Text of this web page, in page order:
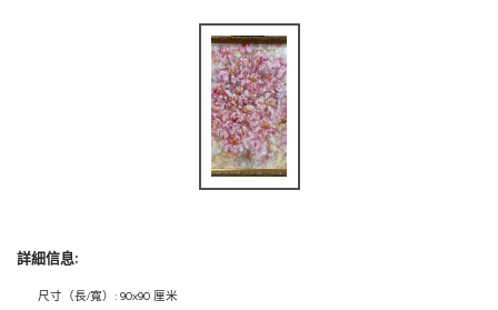
詳細信息:
尺寸（長/寬）: 90x90 厘米